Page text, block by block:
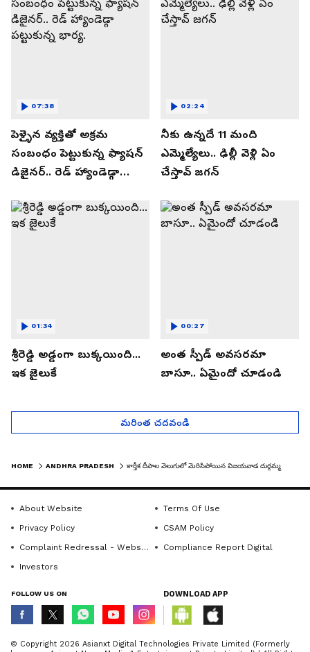
పెళ్ళైన వ్యక్తితో అక్రమ
సంబంధం పెట్టుకున్న ఫ్యాషన్
డిజైనర్.. రెడ్ హ్యాండెడ్గా
07:38
నీకు ఉన్నదే 11 మంది
ఎమ్మెల్యేలు.. ఢిల్లీ వెళ్లి ఏం
చేస్తావ్ జగన్
02:24
శ్రీరెడ్డి అడ్డంగా బుక్కయింది...
ఇక జైలుకే
01:34
అంత స్పీడ్ అవసరమా
బాసూ.. ఏమైందో చూడండి
00:27
మరింత చదవండి
HOME ANDHRA PRADESH
About Website
Terms Of Use
Privacy Policy
CSAM Policy
Complaint Redressal - Website
Compliance Report Digital
Investors
FOLLOW US ON DOWNLOAD APP
© Copyright 2026 Asianxt Digital Technologies Private Limited (Formerly